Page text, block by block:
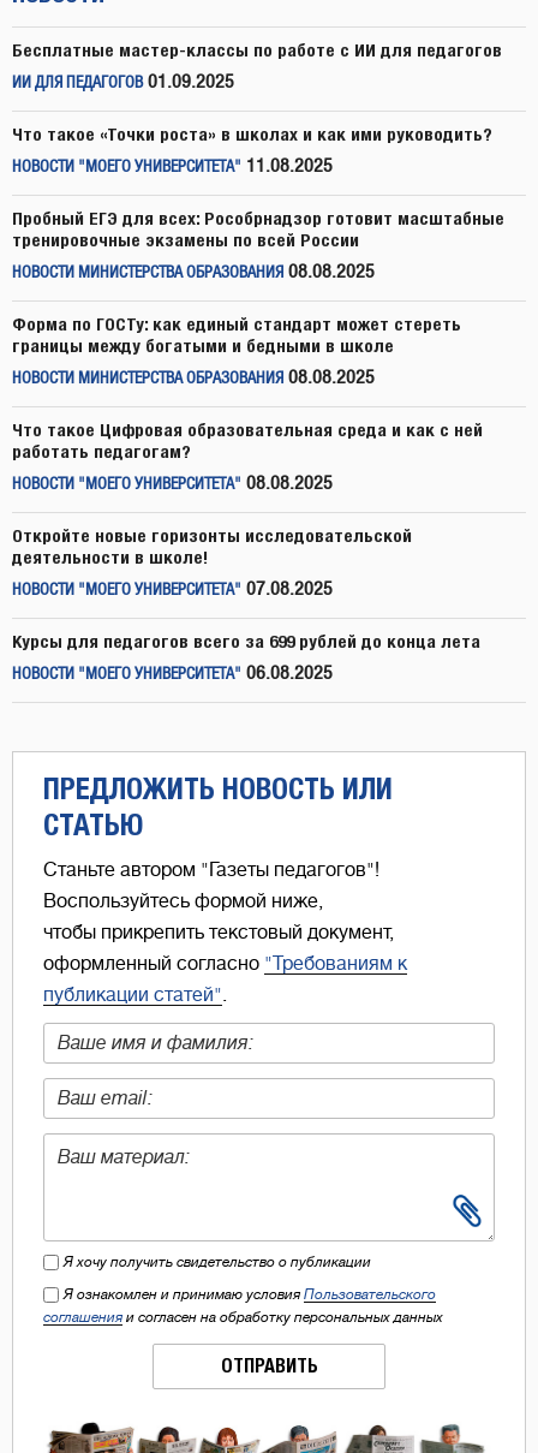
Бесплатные мастер-классы по работе с ИИ для педагогов
ИИ ДЛЯ ПЕДАГОГОВ 01.09.2025
Что такое «Точки роста» в школах и как ими руководить?
НОВОСТИ "МОЕГО УНИВЕРСИТЕТА" 11.08.2025
Пробный ЕГЭ для всех: Рособрнадзор готовит масштабные
тренировочные экзамены по всей России
НОВОСТИ МИНИСТЕРСТВА ОБРАЗОВАНИЯ 08.08.2025
Форма по ГОСТу: как единый стандарт может стереть
границы между богатыми и бедными в школе
НОВОСТИ МИНИСТЕРСТВА ОБРАЗОВАНИЯ 08.08.2025
Что такое Цифровая образовательная среда и как с ней
работать педагогам?
НОВОСТИ "МОЕГО УНИВЕРСИТЕТА" 08.08.2025
Откройте новые горизонты исследовательской
деятельности в школе!
НОВОСТИ "МОЕГО УНИВЕРСИТЕТА" 07.08.2025
Курсы для педагогов всего за 699 рублей до конца лета
НОВОСТИ "МОЕГО УНИВЕРСИТЕТА" 06.08.2025
ПРЕДЛОЖИТЬ НОВОСТЬ ИЛИ
СТАТЬЮ
Станьте автором "Газеты педагогов"!
Воспользуйтесь формой ниже,
чтобы прикрепить текстовый документ,
оформленный согласно "Требованиям к
публикации статей".
Я хочу получить свидетельство о публикации
Я ознакомлен и принимаю условия Пользовательского
соглашения и согласен на обработку персональных данных
ОТПРАВИТЬ